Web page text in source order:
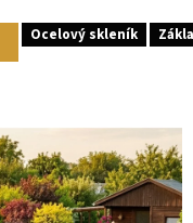
Ocelový skleník